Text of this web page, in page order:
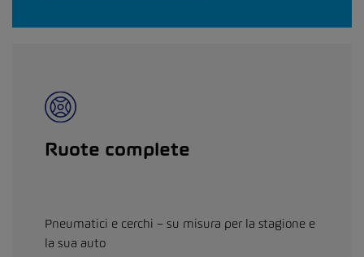
Ruote complete
Pneumatici e cerchi – su misura per la stagione e
la sua auto